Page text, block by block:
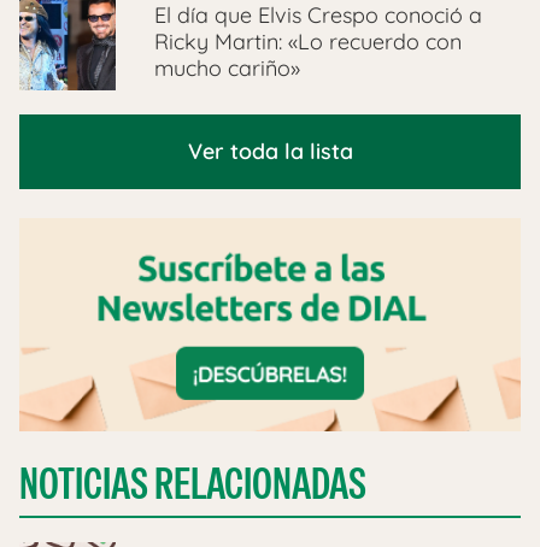
El día que Elvis Crespo conoció a
Ricky Martin: «Lo recuerdo con
mucho cariño»
Ver toda la lista
NOTICIAS RELACIONADAS